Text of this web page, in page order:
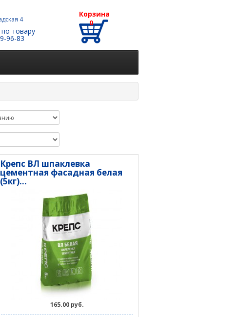
4
товару
96-83
Корзина
0
Крепс ВЛ шпаклевка
цементная фасадная белая
(5кг)...
165.00 руб.